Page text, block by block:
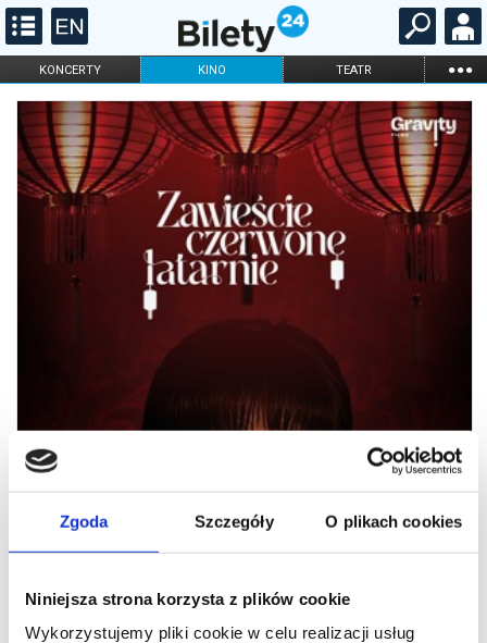
Zgoda Szczegóły O plikach cookies
Niniejsza strona korzysta z plików cookie
Wykorzystujemy pliki cookie w celu realizacji usług
KONCERTY KINO TEATR ...
FILHARMONIA OPERA I BALET
STAND-UP
DLA DZIECI
ONLINE KARNETY